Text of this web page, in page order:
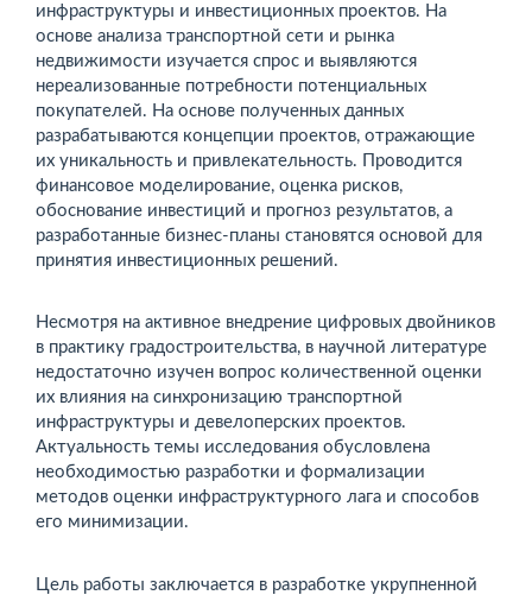
инфраструктуры и инвестиционных проектов. На
основе анализа транспортной сети и рынка
недвижимости изучается спрос и выявляются
нереализованные потребности потенциальных
покупателей. На основе полученных данных
разрабатываются концепции проектов, отражающие
их уникальность и привлекательность. Проводится
финансовое моделирование, оценка рисков,
обоснование инвестиций и прогноз результатов, а
разработанные бизнес-планы становятся основой для
принятия инвестиционных решений.
Несмотря на активное внедрение цифровых двойников
в практику градостроительства, в научной литературе
недостаточно изучен вопрос количественной оценки
их влияния на синхронизацию транспортной
инфраструктуры и девелоперских проектов.
Актуальность темы исследования обусловлена
необходимостью разработки и формализации
методов оценки инфраструктурного лага и способов
его минимизации.
Цель работы заключается в разработке укрупненной